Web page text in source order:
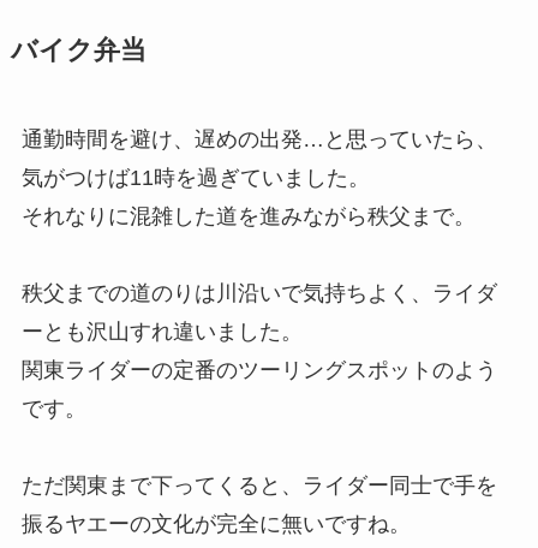
バイク弁当
通勤時間を避け、遅めの出発…と思っていたら、
気がつけば11時を過ぎていました。
それなりに混雑した道を進みながら秩父まで。
秩父までの道のりは川沿いで気持ちよく、ライダ
ーとも沢山すれ違いました。
関東ライダーの定番のツーリングスポットのよう
です。
ただ関東まで下ってくると、ライダー同士で手を
振るヤエーの文化が完全に無いですね。